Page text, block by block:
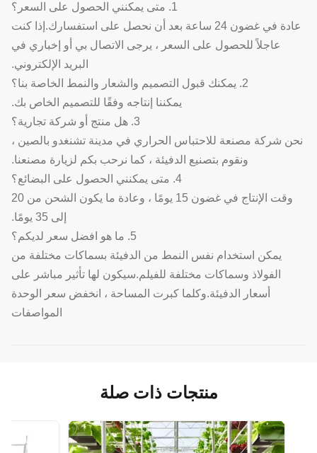
1. متى يمكنني الحصول على السعر؟
عادة في غضون 24 ساعة بعد أن نحصل على استفسارك.إذا كنت
عاجلاً للحصول على السعر ، يرجى الاتصال بي أو إخباري في
البريد الإلكتروني.
2. يمكنك قبول التصميم والشعار والنمط الخاصة بنا؟
يمكننا إنتاجه وفقًا للتصميم الخاص بك.
3. هل منتج أو شركة تجارية؟
نحن شركة مصنعة للاحتباس الحراري في مدينة تشنغدو بالصين ،
ونقوم بتصنيع الدفيئة ، كما نرحب بكم لزيارة مصنعنا.
4. متى يمكنني الحصول على البضائع؟
وقت الإنتاج في غضون 15 يومًا ، وعادة ما يكون الشحن من 20
إلى 35 يومًا.
5. ما هو افضل سعر لديكم؟
يمكن استخدام نفس النمط من الدفيئة بسماكات مختلفة من
الفولاذ وسماكات مختلفة للفيلم.سيكون لها تأثير مباشر على
أسعار الدفيئة.وكلما كبرت المساحة ، انخفض سعر الوحدة
المواصفات
منتجات ذات صلة